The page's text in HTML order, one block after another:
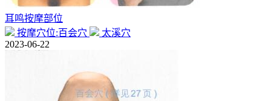
耳鸣按摩部位
按摩穴位:百会穴
太溪穴
2023-06-22